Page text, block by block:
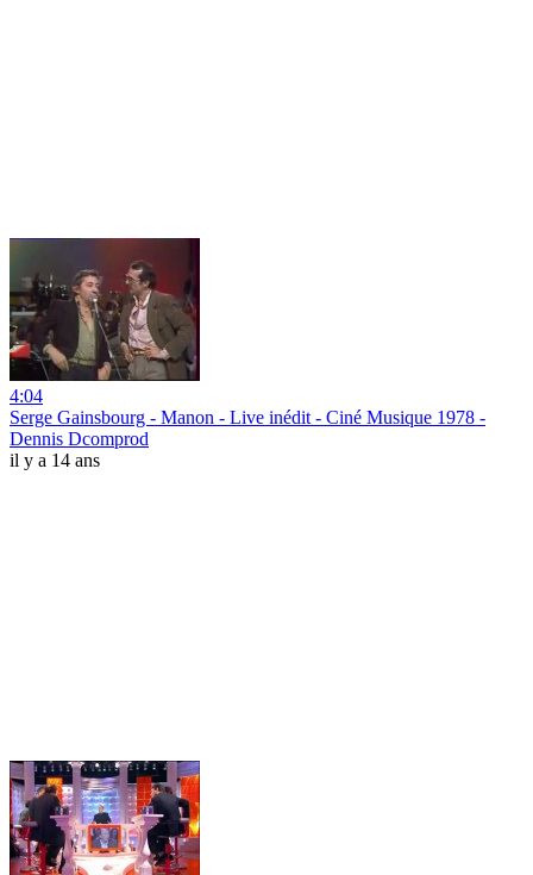
4:04
Serge Gainsbourg - Manon - Live inédit - Ciné Musique 1978 -
Dennis Dcomprod
il y a 14 ans